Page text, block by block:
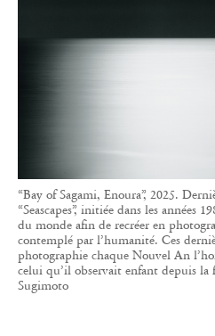
“Bay of Sagami, Enoura”, 2025.
“Seascapes”, initiée dans les années
du monde afin de recréer en
contemplé par l’humanité. Ces
photographie chaque Nouvel An
celui qu’il observait enfant depuis
Sugimoto